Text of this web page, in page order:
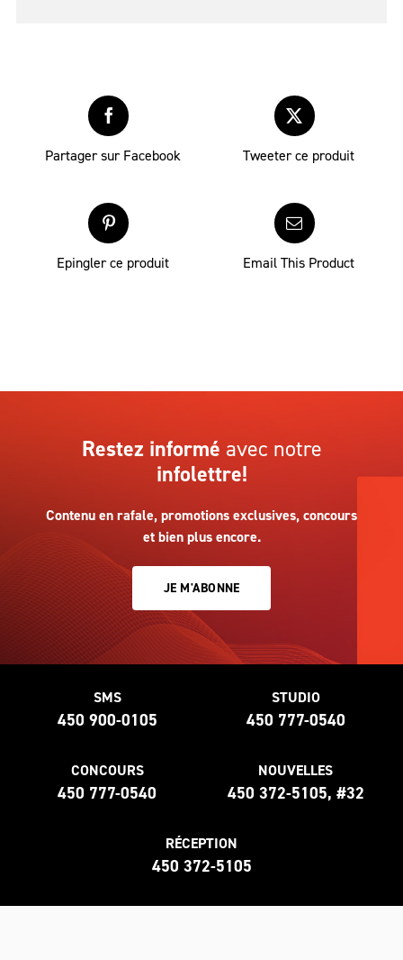
Partager sur Facebook Tweeter ce produit
Epingler ce produit Email This Product
Restez informé avec notre
infolettre!
Contenu en rafale, promotions exclusives, concours
et bien plus encore.
JE M'ABONNE
SMS
450 900-0105
STUDIO
450 777-0540
CONCOURS
450 777-0540
NOUVELLES
450 372-5105, #32
RÉCEPTION
450 372-5105